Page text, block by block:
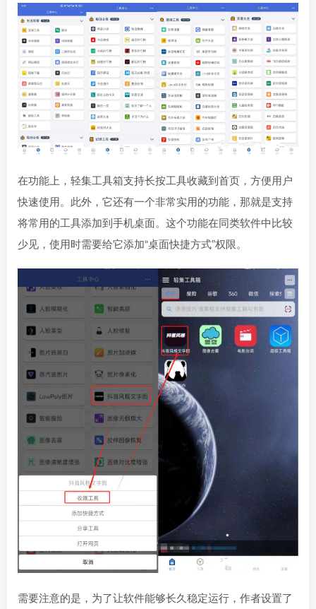
在功能上，轻集工具箱支持长按工具收藏到首页，方便用户
快速使用。此外，它还有一个非常实用的功能，那就是支持
将常用的工具添加到手机桌面。这个功能在同类软件中比较
少见，使用时需要给它添加“桌面快捷方式”权限。
需要注意的是，为了让软件能够长久稳定运行，作者设置了